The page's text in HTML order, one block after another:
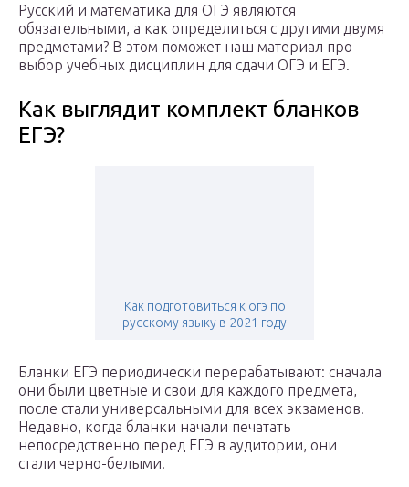
Русский и математика для ОГЭ являются
обязательными, а как определиться с другими двумя
предметами? В этом поможет наш материал про
выбор учебных дисциплин для сдачи ОГЭ и ЕГЭ.
Как выглядит комплект бланков
ЕГЭ?
Как подготовиться к огэ по
русскому языку в 2021 году
Бланки ЕГЭ периодически перерабатывают: сначала
они были цветные и свои для каждого предмета,
после стали универсальными для всех экзаменов.
Недавно, когда бланки начали печатать
непосредственно перед ЕГЭ в аудитории, они
стали черно-белыми.